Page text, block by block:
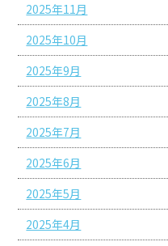
2025年11月
2025年10月
2025年9月
2025年8月
2025年7月
2025年6月
2025年5月
2025年4月